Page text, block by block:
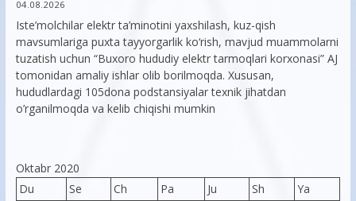
04.08.2026
Iste’molchilar elektr ta’minotini yaxshilash, kuz-qish
mavsumlariga puxta tayyorgarlik ko‘rish, mavjud muammolarni
tuzatish uchun “Buxoro hududiy elektr tarmoqlari korxonasi” AJ
tomonidan amaliy ishlar olib borilmoqda. Xususan,
hududlardagi 105dona podstansiyalar texnik jihatdan
o’rganilmoqda va kelib chiqishi mumkin
Oktabr 2020
Du
Se Ch Pa Ju Sh Ya